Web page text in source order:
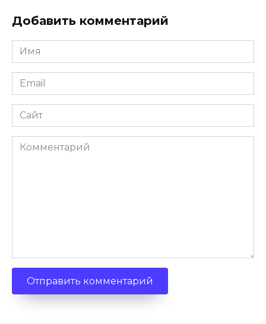
Добавить комментарий
Имя
Email
Сайт
Комментарий